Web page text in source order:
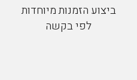
ביצוע הזמנות מיוחדות
לפי בקשה